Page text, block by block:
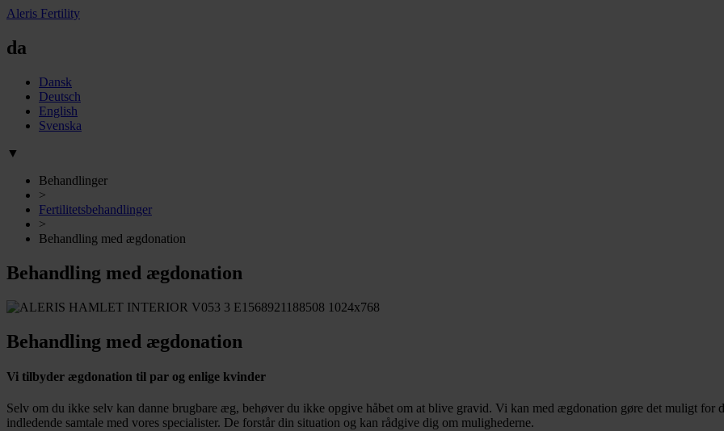
Aleris Fertility
da
Dansk
Deutsch
English
Svenska
▼
Behandlinger
>
Fertilitetsbehandlinger
>
Behandling med ægdonation
Behandling med ægdonation
Behandling med ægdonation
Vi tilbyder ægdonation til par og enlige kvinder
Selv om du ikke selv kan danne brugbare æg, behøver du ikke opgive håbet om at blive gravid. Vi kan med ægdonation gøre det muligt for
indledende samtale med vores specialister. De forstår din situation og kan rådgive dig om mulighederne.